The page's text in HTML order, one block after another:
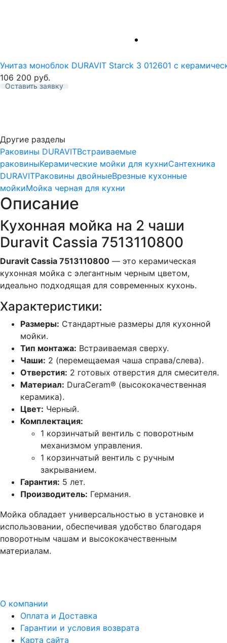
Унитаз моноблок DURAVIT Starck 3 012601 с
106 200 руб.
Оставить заявку
Другие разделы
Раковины DURAVITВстраиваемые
раковиныКерамические мойки для кухниСантехника
DURAVITРаковины двойныеВрезные кухонные
мойкиМойка черная для кухни
Описание
Кухонная мойка на 2 чаши
Duravit Cassia 7513110800
Duravit Cassia 7513110800 — это керамическая
кухонная мойка с элегантным черным цветом,
идеально подходящая для современных кухонь.
Характеристики:
Размеры: Стандартные размеры для кухонной
мойки.
Тип монтажа: Встраиваемая сверху.
Чаши: 2 (перемещаемая чаша справа/слева).
Отверстия: 2 готовых отверстия для смесителя.
Материал: DuraCeram® (высококачественная
керамика).
Цвет: Черный.
Комплектация:
1 корзинчатый вентиль с поворотным
механизмом управления.
1 корзинчатый вентиль с ручным
закрыванием.
Гарантия: 5 лет.
Производитель: Германия.
Мойка обладает универсальностью в установке и
использовании, обеспечивая удобство благодаря
поворотным чашам и высококачественным
материалам.
О компании
Оплата и Доставка
Гарантии и условия возврата
Карта сайта